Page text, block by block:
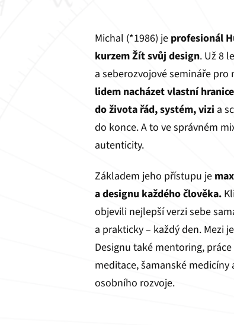
Michal (*1986) je profesionál
kurzem Žít svůj design. Už 8
a seberozvojové semináře pro
lidem nacházet vlastní
do života řád, systém, vizi a
do konce. A to ve správném
autenticity.
Základem jeho přístupu je
a designu každého člověka.
objevili nejlepší verzi sebe
a prakticky – každý den. Mezi
Designu také mentoring,
meditace, šamanské
osobního rozvoje.